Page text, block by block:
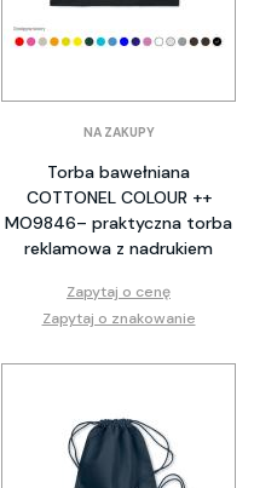
NA ZAKUPY
Torba bawełniana
COTTONEL COLOUR ++
MO9846– praktyczna torba
reklamowa z nadrukiem
Zapytaj o cenę
Zapytaj o znakowanie